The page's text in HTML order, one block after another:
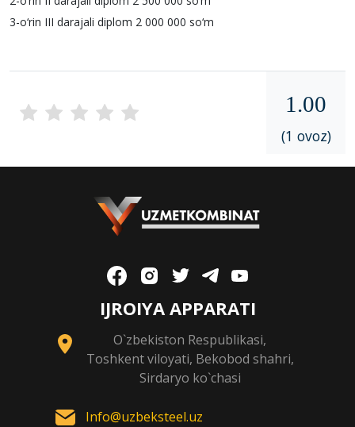
3-o‘rin III darajali diplom 2 000 000 so‘m
1.00
(1 ovoz)
IJROIYA APPARATI
O`zbekiston Respublikasi,
Toshkent viloyati, Bekobod shahri,
Sirdaryo ko`chasi
Info@uzbeksteel.uz